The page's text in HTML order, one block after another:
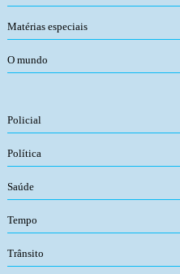
Matérias especiais
O mundo
Policial
Política
Saúde
Tempo
Trânsito